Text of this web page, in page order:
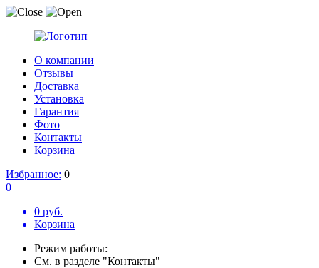
О компании
Отзывы
Доставка
Установка
Гарантия
Фото
Контакты
Корзина
Избранное: 0
0
0 руб.
Корзина
Режим работы:
См. в разделе "Контакты"